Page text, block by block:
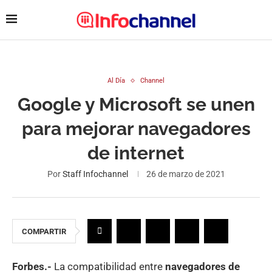
Al Día Channel
Google y Microsoft se unen
para mejorar navegadores
de internet
PorStaff Infochannel 26 de marzo de 2021
COMPARTIR
Forbes.- La compatibilidad entre navegadores de